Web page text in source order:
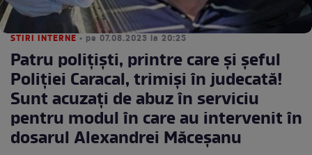
STIRI INTERNE • pe 07.08.2023 la 20:25
Patru polițiști, printre care și șeful
Poliției Caracal, trimiși în judecată!
Sunt acuzați de abuz în serviciu
pentru modul în care au intervenit în
dosarul Alexandrei Măceşanu